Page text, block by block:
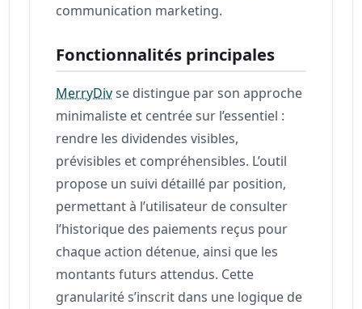
communication marketing.
Fonctionnalités principales
MerryDivse distingue par son approche
minimaliste et centrée sur l’essentiel :
rendre les dividendes visibles,
prévisibles et compréhensibles. L’outil
propose un suivi détaillé par position,
permettant à l’utilisateur de consulter
l’historique des paiements reçus pour
chaque action détenue, ainsi que les
montants futurs attendus. Cette
granularité s’inscrit dans une logique de